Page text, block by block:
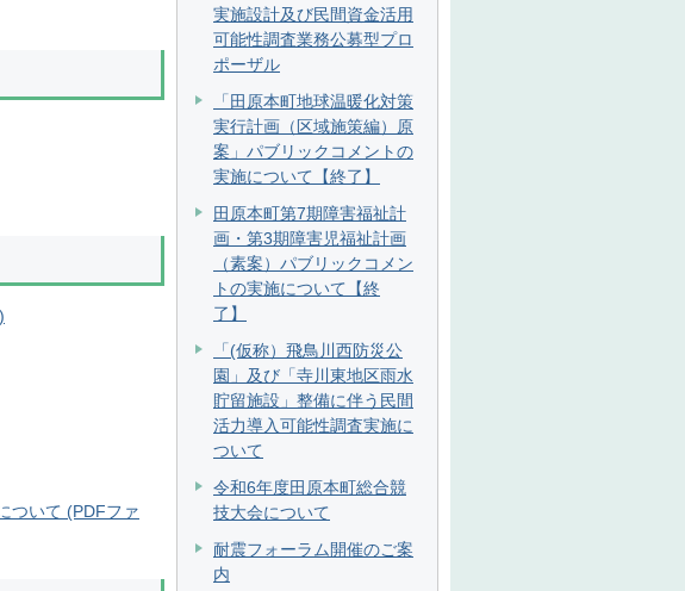
ついて (PDFファ
実施設計及び民間資金活用
可能性調査業務公募型プロ
ポーザル
「田原本町地球温暖化対策
実行計画（区域施策編）原
案」パブリックコメントの
実施について【終了】
田原本町第7期障害福祉計
画・第3期障害児福祉計画
（素案）パブリックコメン
トの実施について【終
了】
「(仮称）飛鳥川西防災公
園」及び「寺川東地区雨水
貯留施設」整備に伴う民間
活力導入可能性調査実施に
ついて
令和6年度田原本町総合競
技大会について
耐震フォーラム開催のご案
内